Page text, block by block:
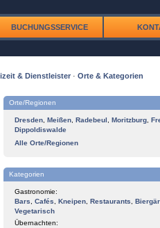
BUCHUNGSSERVICE
& Dienstleister · Orte & Kategorien
Orte/Regionen
Dresden Meißen Radebeul Moritzburg
Dippoldiswalde
Alle Orte/Regionen
Kategorien
Gastronomie:
Bars
Cafés Kneipen Restaurants
Vegetarisch
Übernachten: